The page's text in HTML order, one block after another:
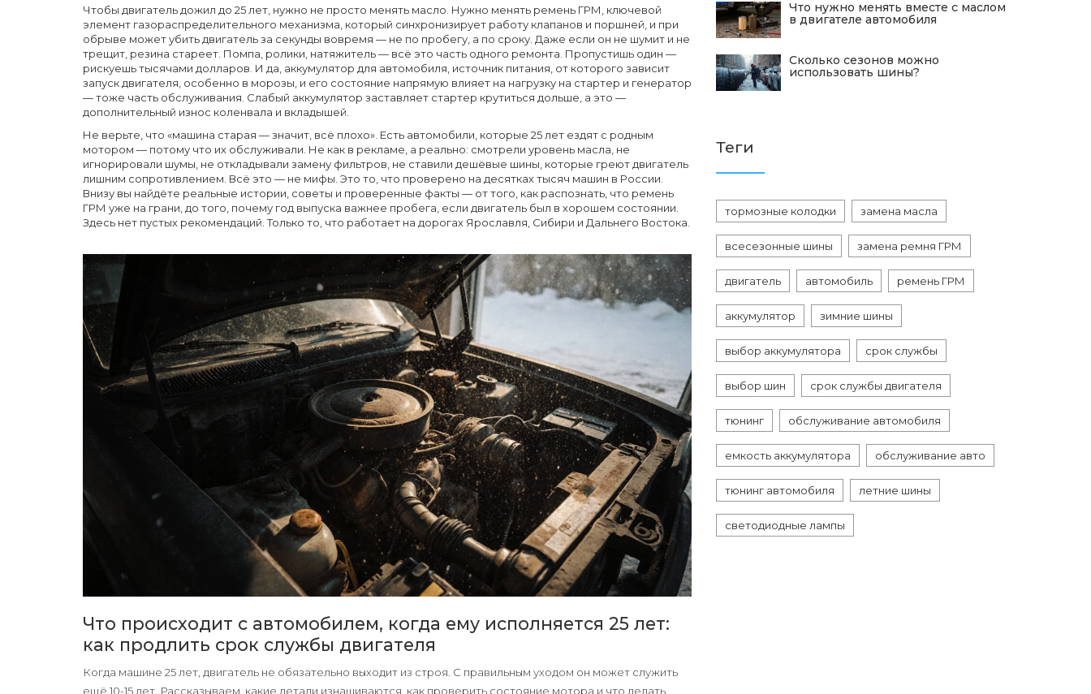
Чтобы двигатель дожил до 25 лет, нужно не просто менять масло. Нужно менять ремень ГРМ ключевой
элемент газораспределительного механизма, который синхронизирует работу клапанов и поршней, и при
обрыве может убить двигатель за секунды вовремя — не по пробегу, а по сроку. Даже если он не шумит и не
трещит, резина стареет. Помпа, ролики, натяжитель — всё это часть одного ремонта. Пропустишь один —
рискуешь тысячами долларов. И да, аккумулятор для автомобиля источник питания, от которого зависит
запуск двигателя, особенно в морозы, и его состояние напрямую влияет на нагрузку на стартер и генератор
— тоже часть обслуживания. Слабый аккумулятор заставляет стартер крутиться дольше, а это —
дополнительный износ коленвала и вкладышей.
Не верьте, что «машина старая — значит, всё плохо». Есть автомобили, которые 25 лет ездят с родным
мотором — потому что их обслуживали. Не как в рекламе, а реально: смотрели уровень масла, не
игнорировали шумы, не откладывали замену фильтров, не ставили дешёвые шины, которые греют двигатель
лишним сопротивлением. Всё это — не мифы. Это то, что проверено на десятках тысяч машин в России.
Внизу вы найдёте реальные истории, советы и проверенные факты — от того, как распознать, что ремень
ГРМ уже на грани, до того, почему год выпуска важнее пробега, если двигатель был в хорошем состоянии.
Здесь нет пустых рекомендаций. Только то, что работает на дорогах Ярославля, Сибири и Дальнего Востока.
Что происходит с автомобилем, когда ему исполняется 25 лет:
как продлить срок службы двигателя
Когда машине 25 лет, двигатель не обязательно выходит из строя. С правильным уходом он может служить
ещё 10-15 лет. Рассказываем, какие детали изнашиваются, как проверить состояние мотора и что делать,
Что нужно менять вместе с маслом
в двигателе автомобиля
Сколько сезонов можно
использовать шины?
Теги
тормозные колодки замена масла
всесезонные шины замена ремня ГРМ
двигатель автомобиль ремень ГРМ
аккумулятор зимние шины
выбор аккумулятора срок службы
выбор шин срок службы двигателя
тюнинг обслуживание автомобиля
емкость аккумулятора обслуживание авто
тюнинг автомобиля летние шины
светодиодные лампы